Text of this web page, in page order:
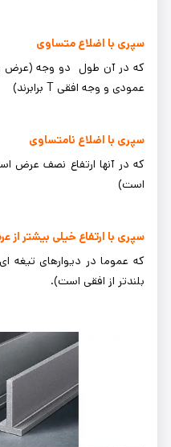
سپری با اضلاع متساوی
که در آن طول دو وجه (عرض و
عمودی و وجه افقی T برابرند)
سپری با اضلاع نامتساوی
است)
سپری با ارتفاع خیلی بیشتر از
بلندتر از افقی است).